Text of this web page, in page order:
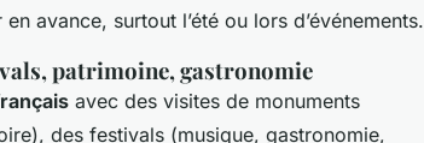
avance, surtout l’été ou lors d’événements.
patrimoine, gastronomie
avec des visites de monuments
des festivals (musique, gastronomie,